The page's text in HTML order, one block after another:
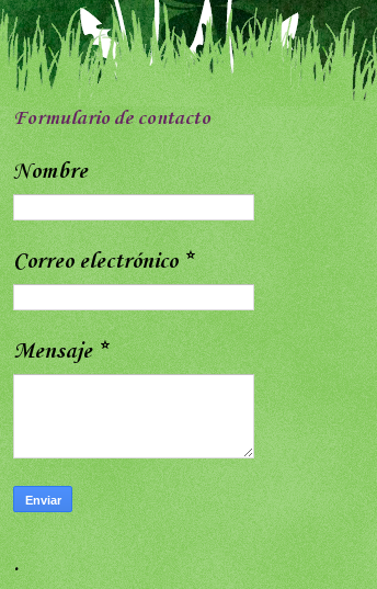
Formulario de contacto
Nombre
Correo electrónico*
Mensaje*
.